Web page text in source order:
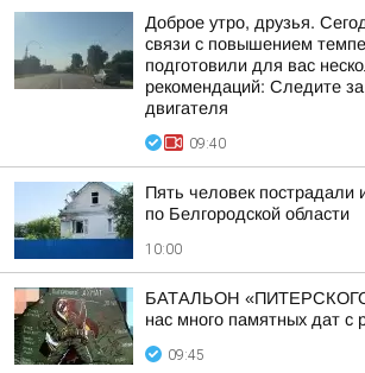
Доброе утро, друзья.
связи с повышением
подготовили для вас
рекомендаций: Следите
двигателя
09:40
Пять человек пострадали
по Белгородской области
10:00
БАТАЛЬОН
нас много памятных дат с
09:45